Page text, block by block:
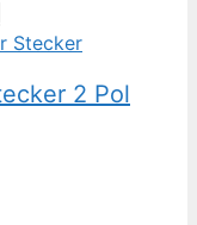
2 Pol